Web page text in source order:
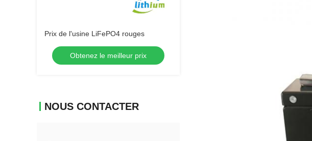
Prix de l'usine LiFePO4 rouges
Obtenez le meilleur prix
NOUS CONTACTER